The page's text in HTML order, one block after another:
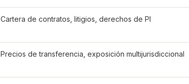
Cartera de contratos, litigios, derechos de PI
Precios de transferencia, exposición multijurisdiccional